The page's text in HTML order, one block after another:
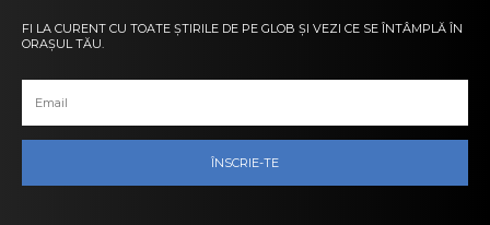
FI LA CURENT CU TOATE ȘTIRILE DE PE GLOB ȘI VEZI CE SE ÎNTÂMPLĂ ÎN
ORAȘUL TĂU.
ÎNSCRIE-TE